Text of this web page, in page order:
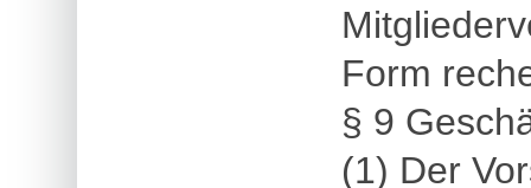
Form
§ 9
(1) Der